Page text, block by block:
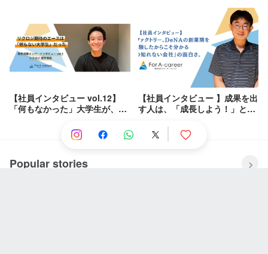
挑戦【社員総会2024の裏側】
【社員インタビュー vol.12】
「何もなかった」大学生が、2
った話【若手活躍メンバー】
【社員インタビュー 】成果を出
す人は、「成長しよう！」とし
career
Popular stories